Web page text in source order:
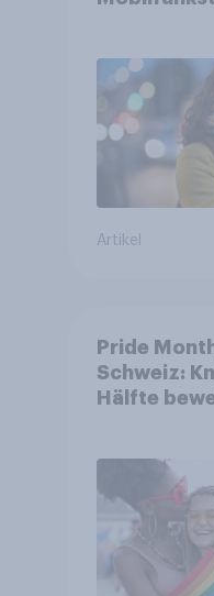
Artikel
Pride
Schweiz:
Hälfte
bleibt